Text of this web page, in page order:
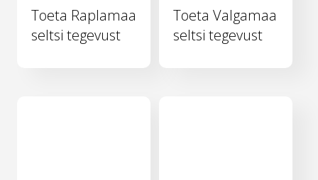
Toeta Raplamaa
seltsi tegevust
Toeta Valgamaa
seltsi tegevust